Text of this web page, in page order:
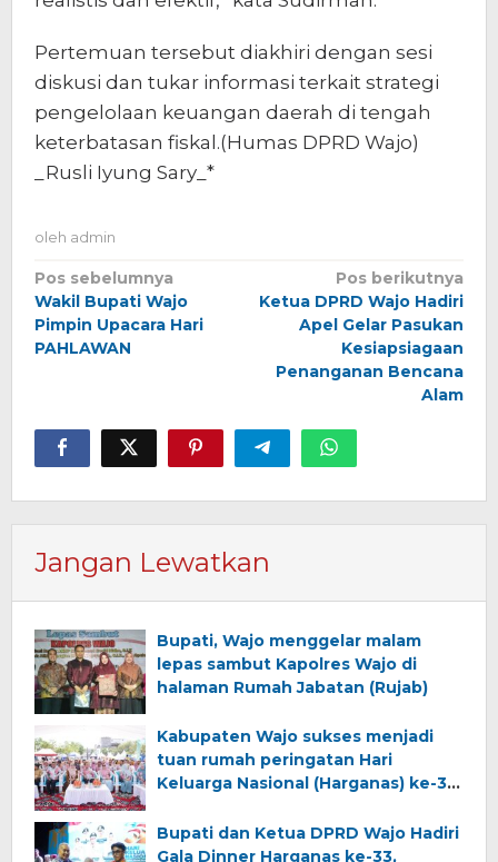
Pertemuan tersebut diakhiri dengan sesi
diskusi dan tukar informasi terkait strategi
pengelolaan keuangan daerah di tengah
keterbatasan fiskal.(Humas DPRD Wajo)
_Rusli Iyung Sary_*
oleh admin
Navigasi
pos
Pos sebelumnya
Wakil Bupati Wajo
Pimpin Upacara Hari
PAHLAWAN
Pos berikutnya
Ketua DPRD Wajo Hadiri
Apel Gelar Pasukan
Kesiapsiagaan
Penanganan Bencana
Alam
Jangan Lewatkan
Bupati, Wajo menggelar malam
lepas sambut Kapolres Wajo di
halaman Rumah Jabatan (Rujab)
Kabupaten Wajo sukses menjadi
tuan rumah peringatan Hari
Keluarga Nasional (Harganas) ke-33
Bupati dan Ketua DPRD Wajo Hadiri
Gala Dinner Harganas ke-33,